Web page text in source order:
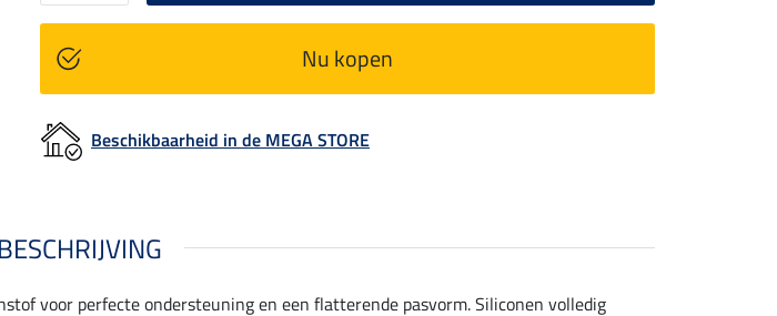
Nu kopen
Beschikbaarheid in de MEGA STORE
voor perfecte ondersteuning en een flatterende pasvorm. Siliconen volledig